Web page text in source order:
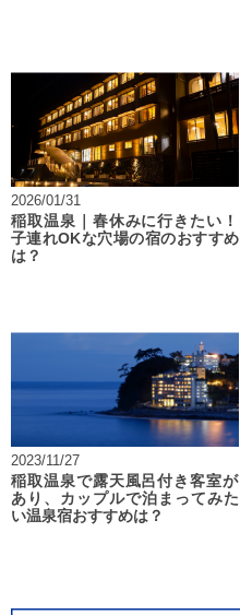
2026/01/31
稲取温泉｜春休みに行きたい！
子連れOKな穴場の宿のおすすめ
は？
2023/11/27
稲取温泉で露天風呂付き客室が
あり、カップルで泊まってみた
い温泉宿おすすめは？